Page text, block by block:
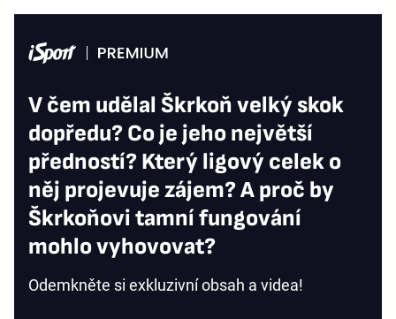
V čem udělal Škrkoň velký skok
dopředu? Co je jeho největší
předností? Který ligový celek o
něj projevuje zájem? A proč by
Škrkoňovi tamní fungování
mohlo vyhovovat?
Odemkněte si exkluzivní obsah a videa!